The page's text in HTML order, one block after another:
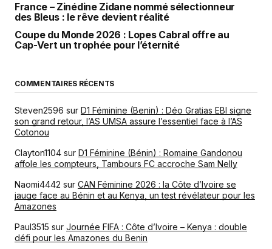
France – Zinédine Zidane nommé sélectionneur
des Bleus : le rêve devient réalité
Coupe du Monde 2026 : Lopes Cabral offre au
Cap-Vert un trophée pour l’éternité
COMMENTAIRES RÉCENTS
Steven2596 sur D1 Féminine (Benin) : Déo Gratias EBI signe
son grand retour, l’AS UMSA assure l’essentiel face à l’AS
Cotonou
Clayton1104 sur D1 Féminine (Bénin) : Romaine Gandonou
affole les compteurs, Tambours FC accroche Sam Nelly
Naomi4442 sur CAN Féminine 2026 : la Côte d’Ivoire se
jauge face au Bénin et au Kenya, un test révélateur pour les
Amazones
Paul3515 sur Journée FIFA : Côte d’Ivoire – Kenya : double
défi pour les Amazones du Benin